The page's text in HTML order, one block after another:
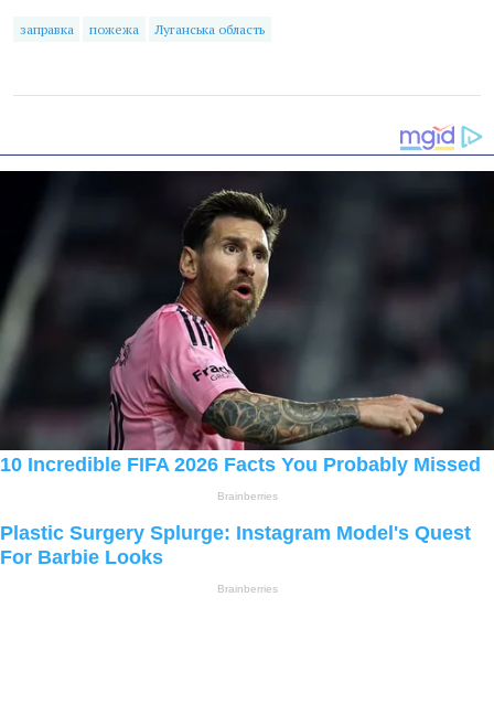
заправка пожежа Луганська область